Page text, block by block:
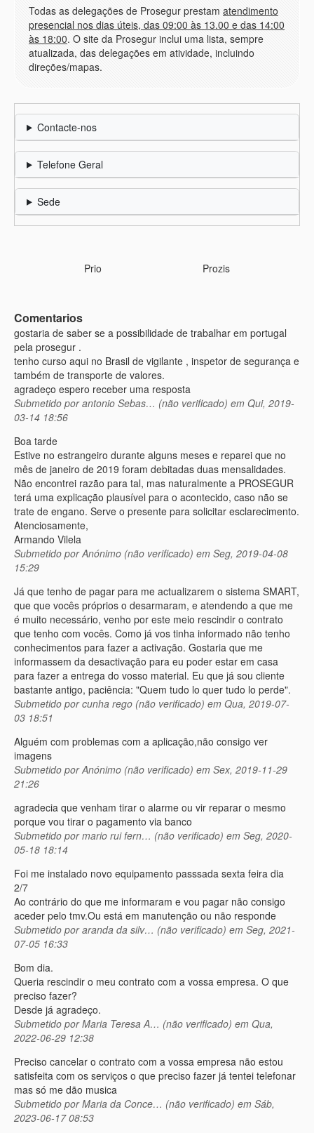
Todas as delegações de Prosegur prestam atendimento
presencial nos dias úteis, das 09:00 às 13.00 e das 14:00
às 18:00. O site da Prosegur inclui uma lista, sempre
atualizada, das delegações em atividade, incluindo
direções/mapas.
Contacte-nos
Telefone Geral
Sede
Prio Prozis
Comentarios
gostaria de saber se a possibilidade de trabalhar em portugal
pela prosegur .
tenho curso aqui no Brasil de vigilante , inspetor de segurança e
também de transporte de valores.
agradeço espero receber uma resposta
Submetido porantonio Sebas… (não verificado) em Qui, 2019-
03-14 18:56
Boa tarde
Estive no estrangeiro durante alguns meses e reparei que no
mês de janeiro de 2019 foram debitadas duas mensalidades.
Não encontrei razão para tal, mas naturalmente a PROSEGUR
terá uma explicação plausível para o acontecido, caso não se
trate de engano. Serve o presente para solicitar esclarecimento.
Atenciosamente,
Armando Vilela
Submetido porAnónimo (não verificado) em Seg, 2019-04-08
15:29
Já que tenho de pagar para me actualizarem o sistema SMART,
que que vocês próprios o desarmaram, e atendendo a que me
é muito necessário, venho por este meio rescindir o contrato
que tenho com vocês. Como já vos tinha informado não tenho
conhecimentos para fazer a activação. Gostaria que me
informassem da desactivação para eu poder estar em casa
para fazer a entrega do vosso material. Eu que já sou cliente
bastante antigo, paciência: "Quem tudo lo quer tudo lo perde".
Submetido porcunha rego (não verificado) em Qua, 2019-07-
03 18:51
Alguém com problemas com a aplicação,não consigo ver
imagens
Submetido porAnónimo (não verificado) em Sex, 2019-11-29
21:26
agradecia que venham tirar o alarme ou vir reparar o mesmo
porque vou tirar o pagamento via banco
Submetido pormario rui fern… (não verificado) em Seg, 2020-
05-18 18:14
Foi me instalado novo equipamento passsada sexta feira dia
2/7
Ao contrário do que me informaram e vou pagar não consigo
aceder pelo tmv.Ou está em manutenção ou não responde
Submetido poraranda da silv… (não verificado) em Seg, 2021-
07-05 16:33
Bom dia.
Queria rescindir o meu contrato com a vossa empresa. O que
preciso fazer?
Desde já agradeço.
Submetido porMaria Teresa A… (não verificado) em Qua,
2022-06-29 12:38
Preciso cancelar o contrato com a vossa empresa não estou
satisfeita com os serviços o que preciso fazer já tentei telefonar
mas só me dão musica
Submetido porMaria da Conce… (não verificado) em Sáb,
2023-06-17 08:53